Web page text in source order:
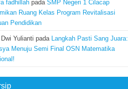
fadhillah padaSMP Negeri 1 Cilacap
Ruang Kelas Program Revitalisasi
Pendidikan
Yulianti pada Langkah Pasti Sang Juara:
Menuju Semi Final OSN Matematika